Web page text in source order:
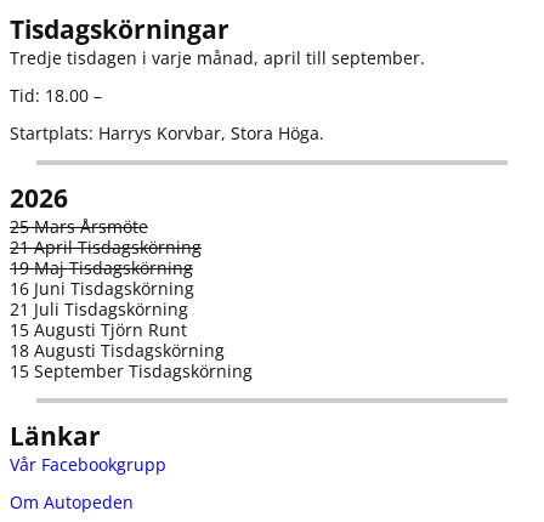
c
e
b
o
o
k
st
o
o
n
ai
l
a
Tisdagskörningar
Tredje tisdagen i varje månad, april till september.
Tid: 18.00 –
Startplats: Harrys Korvbar, Stora Höga.
2026
25 Mars Årsmöte
21 April Tisdagskörning
19 Maj Tisdagskörning
16 Juni Tisdagskörning
21 Juli Tisdagskörning
15 Augusti Tjörn Runt
18 Augusti Tisdagskörning
15 September Tisdagskörning
Länkar
Vår Facebookgrupp
Om Autopeden